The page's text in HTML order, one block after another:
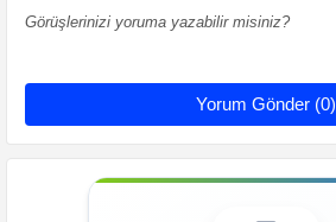
Görüşlerinizi yoruma yazabilir misiniz?
Yorum Gönder (0)